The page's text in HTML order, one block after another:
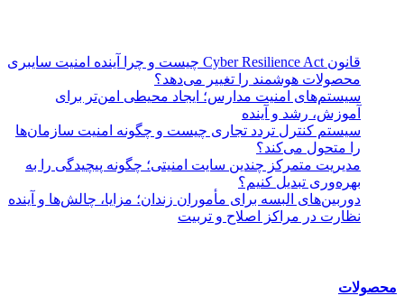
قانون Cyber Resilience Act چیست و چرا آینده امنیت سایبری
محصولات هوشمند را تغییر می‌دهد؟
سیستم‌های امنیت مدارس؛ ایجاد محیطی امن‌تر برای
آموزش، رشد و آینده
سیستم کنترل تردد تجاری چیست و چگونه امنیت سازمان‌ها
را متحول می‌کند؟
مدیریت متمرکز چندین سایت امنیتی؛ چگونه پیچیدگی را به
بهره‌وری تبدیل کنیم؟
دوربین‌های البسه برای مأموران زندان؛ مزایا، چالش‌ها و آینده
نظارت در مراکز اصلاح و تربیت
محصولات